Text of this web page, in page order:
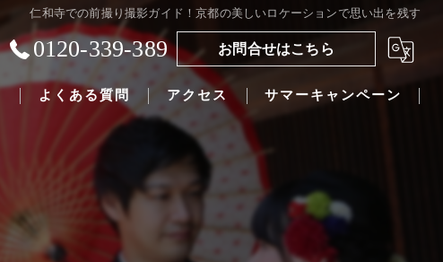
仁和寺での前撮り撮影ガイド！京都の美しいロケーションで思い出を残す
0120-339-389 お問合せはこちら
よくある質問 アクセス サマーキャンペーン